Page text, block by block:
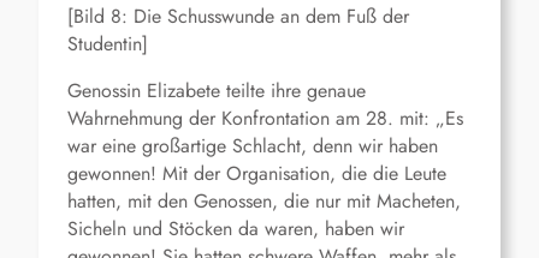
[Bild 8: Die Schusswunde an dem Fuß der
Studentin]
Genossin Elizabete teilte ihre genaue
Wahrnehmung der Konfrontation am 28. mit: „Es
war eine großartige Schlacht, denn wir haben
gewonnen! Mit der Organisation, die die Leute
hatten, mit den Genossen, die nur mit Macheten,
Sicheln und Stöcken da waren, haben wir